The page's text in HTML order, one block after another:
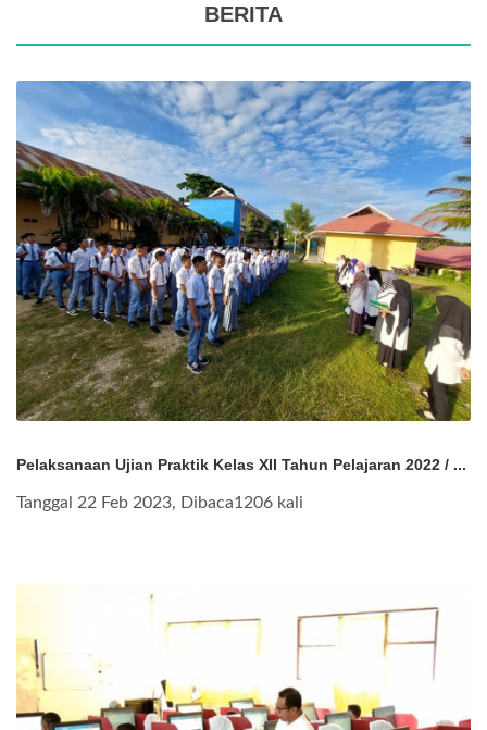
BERITA
Pelaksanaan Ujian Praktik Kelas XII Tahun Pelajaran 2022 / ...
Tanggal 22 Feb 2023, Dibaca1206 kali